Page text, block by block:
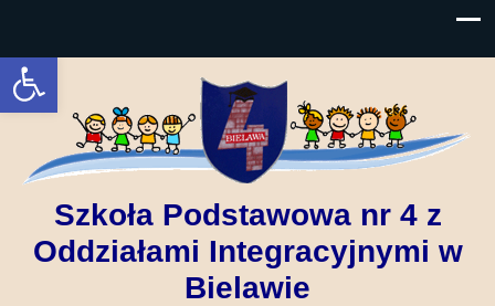
Open toolbar
Szkoła Podstawowa nr 4 z
Oddziałami Integracyjnymi w
Bielawie